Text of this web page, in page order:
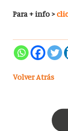
Para + info >
Volver Atrás